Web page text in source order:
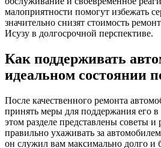
малоприятности помогут избежать
значительно снизят стоимость
Исузу в долгосрочной перспективе.
Как поддерживать
идеальном состоянии
После качественного ремонта
принять меры для поддержания его
этом разделе представлены советы
правильно ухаживать за
он служил вам максимально долго и